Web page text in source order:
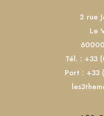
2 rue
Le
Tél. : +33
Port : +33